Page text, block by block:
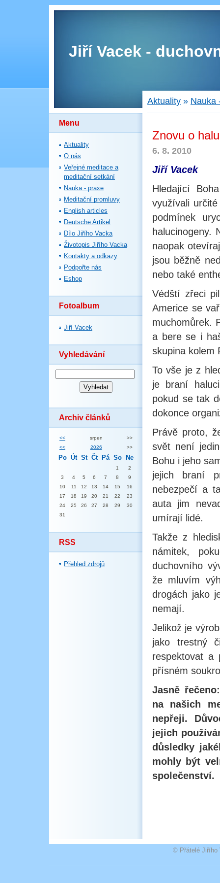
Jiří Vacek -
Menu
Aktuality
O nás
Veřejné meditace a
meditační setkání
Nauka - praxe
Meditační promluvy
English articles
Deutsche Artikel
Dílo Jiřího Vacka
Životopis Jiřího Vacka
Kontakty a odkazy
Podpořte nás
Eshop
Fotoalbum
Jiří Vacek
Vyhledávání
Archiv článků
<< srpen
>>
<<
2026 >>
Po Út St Čt Pá So Ne
1
2
3
4 5 6 7 8
9
10
11 12 13 14 15
16
17
18 19 20 21 22
23
24
25 26 27 28 29
30
31
RSS
Přehled zdrojů
Aktuality » Nauka
Znovu o
6. 8. 2010
Jiří Vacek
Hledající
využívali
podmínek
halucinogeny.
naopak
jsou běžně
nebo také
Védští zřeci
Americe se
muchomůrek.
a bere se i
skupina kolem
To vše je z
je braní
pokud se tak
dokonce
Právě proto,
svět není
Bohu i jeho
jejich braní
nebezpečí a
auta jim
umírají lidé.
Takže z
námitek,
duchovního
že mluvím
drogách jako
nemají.
Jelikož je
jako trestný
respektovat
přísném
Jasně
na našich
nepřeji.
jejich
důsledky
mohly být
společenství.
© Přátelé